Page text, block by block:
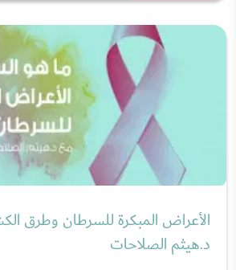
نصائح طبية
تبييض الأسنان وأحدث تقنيات
د. لينا حمدان
شاهد الان